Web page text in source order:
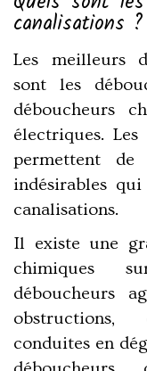
canalisations ?
Les meilleurs
sont les
déboucheurs
électriques.
permettent de
indésirables
canalisations.
Il existe une
chimiques
déboucheurs
obstructions,
conduites en